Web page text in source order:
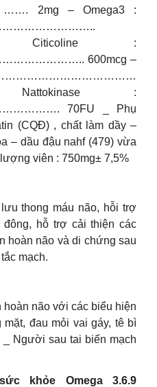
: ……. 2mg – Omega3 :
Citicoline :
600mcg –
:
70FU _ Phụ
(CQĐ) , chất làm dầy –
– dầu đậu nahf (479) vừa
viên : 750mg± 7,5%
thong máu não, hỗi trợ
đông, hỗ trợ cải thiện các
hoàn não và di chứng sau
mạch.
hoàn não với các biểu hiện
mặt, đau mỏi vai gáy, tê bì
_ Người sau tai biến mạch
khỏe Omega 3.6.9